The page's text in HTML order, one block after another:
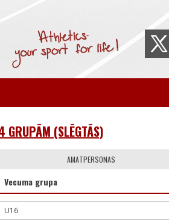
GRUPĀM (SLĒGTĀS)
AMATPERSONAS
Vecuma grupa
U16